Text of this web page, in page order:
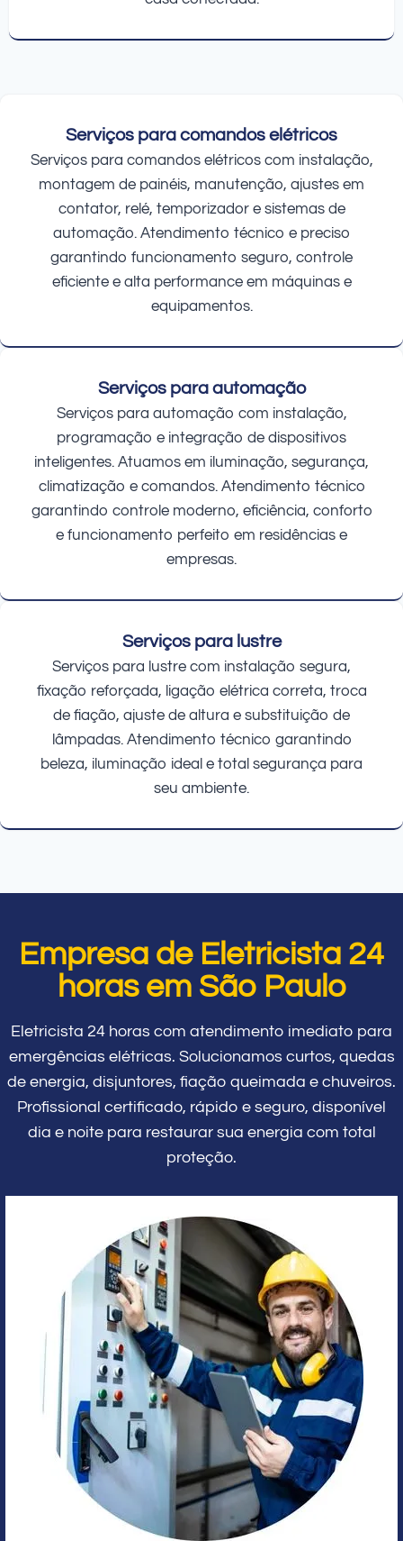
Serviços para comandos elétricos
Serviços para comandos elétricos com instalação,
montagem de painéis, manutenção, ajustes em
contator, relé, temporizador e sistemas de
automação. Atendimento técnico e preciso
garantindo funcionamento seguro, controle
eficiente e alta performance em máquinas e
equipamentos.
Serviços para automação
Serviços para automação com instalação,
programação e integração de dispositivos
inteligentes. Atuamos em iluminação, segurança,
climatização e comandos. Atendimento técnico
garantindo controle moderno, eficiência, conforto
e funcionamento perfeito em residências e
empresas.
Serviços para lustre
Serviços para lustre com instalação segura,
fixação reforçada, ligação elétrica correta, troca
de fiação, ajuste de altura e substituição de
lâmpadas. Atendimento técnico garantindo
beleza, iluminação ideal e total segurança para
seu ambiente.
Empresa de Eletricista 24
horas em São Paulo
Eletricista 24 horas com atendimento imediato para
emergências elétricas. Solucionamos curtos, quedas
de energia, disjuntores, fiação queimada e chuveiros.
Profissional certificado, rápido e seguro, disponível
dia e noite para restaurar sua energia com total
proteção.